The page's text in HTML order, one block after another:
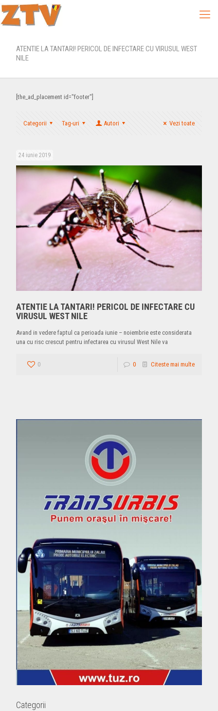
ATENTIE LA TANTARI! PERICOL DE INFECTARE CU VIRUSUL WEST
NILE
[the_ad_placement id="footer"]
Categorii Tag-uri Autori Vezi toate
24 iunie 2019
ATENTIE LA TANTARI! PERICOL DE INFECTARE CU
VIRUSUL WEST NILE
Avand in vedere faptul ca perioada iunie – noiembrie este considerata
una cu risc crescut pentru infectarea cu virusul West Nile va
0 0 Citeste mai multe
Categorii